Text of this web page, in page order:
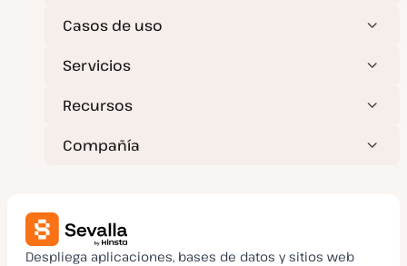
Casos de uso
Servicios
Recursos
Compañía
Despliega aplicaciones, bases de datos y sitios web